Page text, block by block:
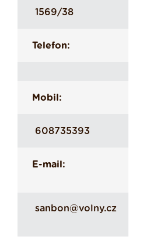
1569/38
Telefon:
Mobil:
608735393
E-mail:
sanbon@volny.cz